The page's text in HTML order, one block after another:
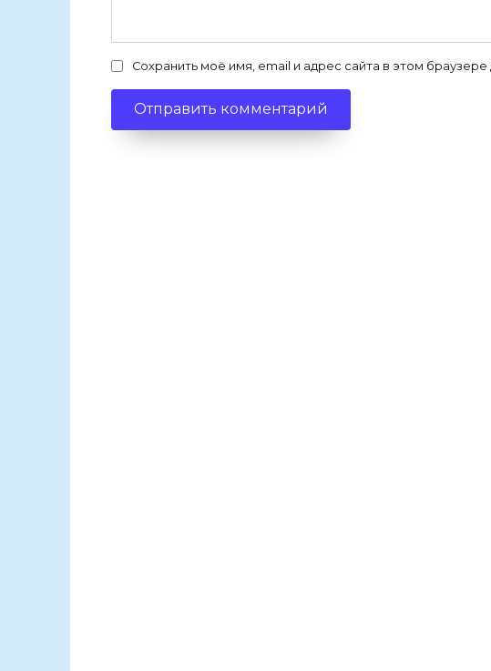
Сохранить моё имя, email и адрес сайта в этом